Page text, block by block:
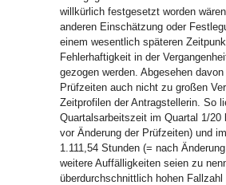
willkürlich festgesetzt worden
anderen Einschätzung oder
einem wesentlich späteren
Fehlerhaftigkeit in der
gezogen werden. Abgesehen
Prüfzeiten auch nicht zu großen
Zeitprofilen der Antragstellerin. So
Quartalsarbeitszeit im Quartal 1/20
vor Änderung der Prüfzeiten) und
1.111,54 Stunden (= nach
weitere Auffälligkeiten seien zu
überdurchschnittlich hohen Fallzahl